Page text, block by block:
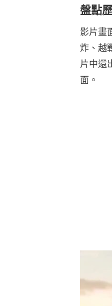
盤點
影片畫
炸、越
片中還
面。